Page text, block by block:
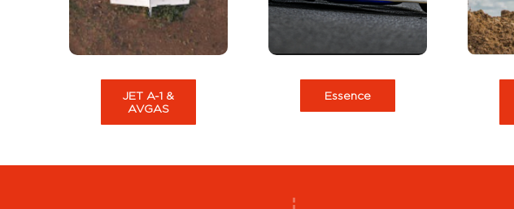
aviations.
JET A-1 &
AVGAS
moto…
Essence